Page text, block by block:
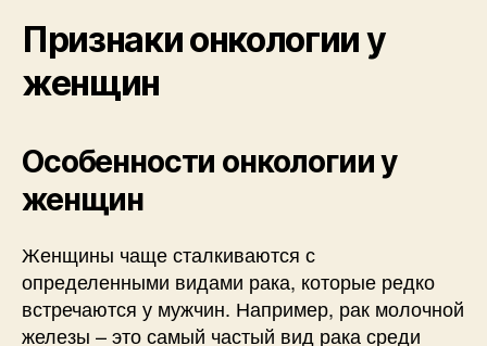
Признаки онкологии у
женщин
Особенности онкологии у
женщин
Женщины чаще сталкиваются с
определенными видами рака, которые редко
встречаются у мужчин. Например, рак молочной
железы – это самый частый вид рака среди